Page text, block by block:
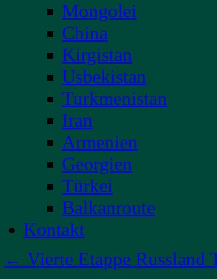
Mongolei
China
Kirgistan
Usbekistan
Turkmenistan
Iran
Armenien
Georgien
Türkei
Balkanroute
Kontakt
← Vierte Etappe Russland